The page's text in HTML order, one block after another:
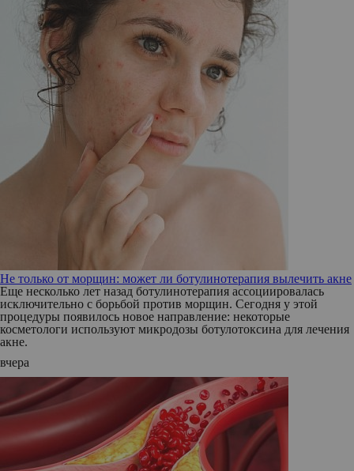
Не только от морщин: может ли ботулинотерапия вылечить акне
Еще несколько лет назад ботулинотерапия ассоциировалась
исключительно с борьбой против морщин. Сегодня у этой
процедуры появилось новое направление: некоторые
косметологи используют микродозы ботулотоксина для лечения
акне.
вчера